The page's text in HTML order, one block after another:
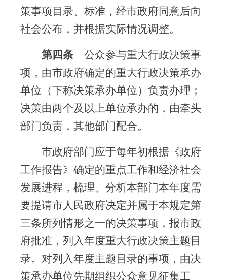
策事项目录、标准，经市政府同意后向
社会公布，并根据实际情况调整。
第四条公众参与重大行政决策事
项，由市政府确定的重大行政决策承办
单位（下称决策承办单位）负责办理；
决策由两个及以上单位承办的，由牵头
部门负责，其他部门配合。
市政府部门应于每年初根据《政府
工作报告》确定的重点工作和经济社会
发展进程，梳理、分析本部门本年度需
要提请市人民政府决定并属于本规定第
三条所列情形之一的决策事项，报市政
府批准，列入年度重大行政决策主题目
录。对列入年度主题目录的事项，由决
策承办单位先期组织公众意见征集工